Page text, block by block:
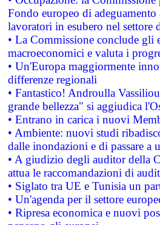
Fondo europeo di
lavoratori in esubero nel
• La Commissione conclude
macroeconomici e valuta i
• Un'Europa maggiormente
differenze regionali
• Fantastico! Androulla
grande bellezza" si aggiudica
• Entrano in carica i nuovi
• Ambiente: nuovi studi
dalle inondazioni e di passare a
• A giudizio degli auditor della
attua le raccomandazioni di
• Siglato tra UE e Tunisia un
• Un'agenda per il settore
• Ripresa economica e nuovi